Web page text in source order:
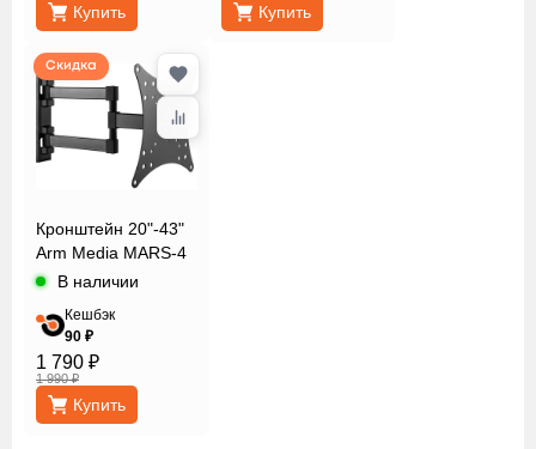
Купить Купить
Скидка
Кронштейн 20"-43"
Arm Media MARS-4
В наличии
Кешбэк
90 ₽
1 790 ₽
1 990 ₽
Купить